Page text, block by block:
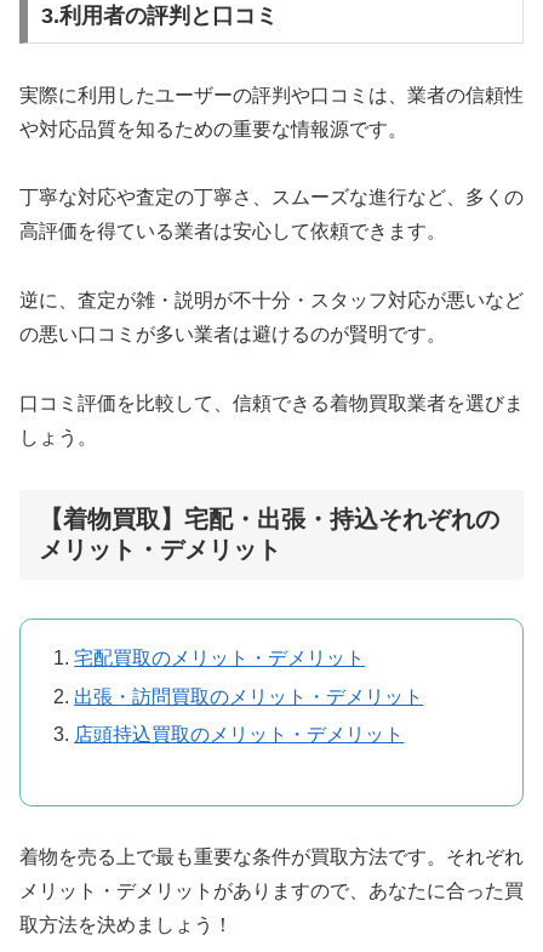
3.利用者の評判と口コミ
実際に利用したユーザーの評判や口コミは、業者の信頼性
や対応品質を知るための重要な情報源です。
丁寧な対応や査定の丁寧さ、スムーズな進行など、多くの
高評価を得ている業者は安心して依頼できます。
逆に、査定が雑・説明が不十分・スタッフ対応が悪いなど
の悪い口コミが多い業者は避けるのが賢明です。
口コミ評価を比較して、信頼できる着物買取業者を選びま
しょう。
【着物買取】宅配・出張・持込それぞれの
メリット・デメリット
宅配買取のメリット・デメリット
出張・訪問買取のメリット・デメリット
店頭持込買取のメリット・デメリット
着物を売る上で最も重要な条件が買取方法です。それぞれ
メリット・デメリットがありますので、あなたに合った買
取方法を決めましょう！